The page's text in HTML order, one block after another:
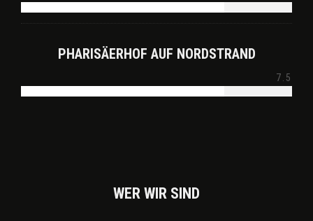
PHARISÄERHOF AUF NORDSTRAND
7.5
WER WIR SIND